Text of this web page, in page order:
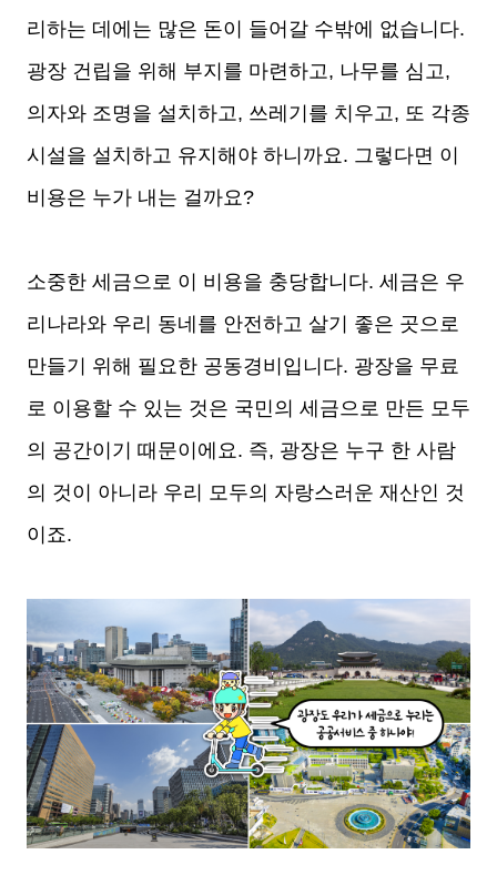
리하는 데에는 많은 돈이 들어갈 수밖에 없습니다.
광장 건립을 위해 부지를 마련하고, 나무를 심고,
의자와 조명을 설치하고, 쓰레기를 치우고, 또 각종
시설을 설치하고 유지해야 하니까요. 그렇다면 이
비용은 누가 내는 걸까요?
소중한 세금으로 이 비용을 충당합니다. 세금은 우
리나라와 우리 동네를 안전하고 살기 좋은 곳으로
만들기 위해 필요한 공동경비입니다. 광장을 무료
로 이용할 수 있는 것은 국민의 세금으로 만든 모두
의 공간이기 때문이에요. 즉, 광장은 누구 한 사람
의 것이 아니라 우리 모두의 자랑스러운 재산인 것
이죠.